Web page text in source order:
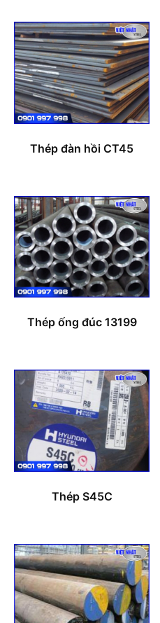
Thép đàn hồi CT45
Thép ống đúc 13199
Thép S45C